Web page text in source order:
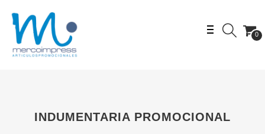
0
INDUMENTARIA PROMOCIONAL